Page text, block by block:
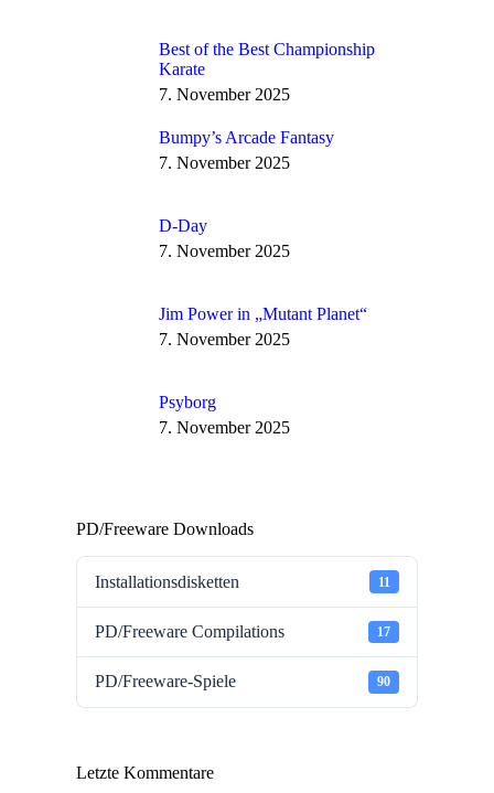
Best of the Best Championship
Karate
7. November 2025
Bumpy’s Arcade Fantasy
7. November 2025
D-Day
7. November 2025
Jim Power in „Mutant Planet“
7. November 2025
Psyborg
7. November 2025
PD/Freeware Downloads
Installationsdisketten 11
PD/Freeware Compilations 17
PD/Freeware-Spiele 90
Letzte Kommentare